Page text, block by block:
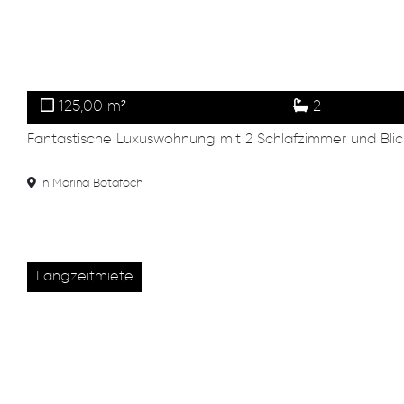
125,00 m² 2
Fantastische Luxuswohnung mit 2 Schlafzimmer und
in Marina Botafoch
Langzeitmiete